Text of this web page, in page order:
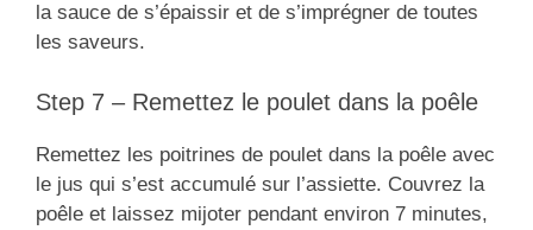
la sauce de s’épaissir et de s’imprégner de toutes
les saveurs.
Step 7 – Remettez le poulet dans la poêle
Remettez les poitrines de poulet dans la poêle avec
le jus qui s’est accumulé sur l’assiette. Couvrez la
poêle et laissez mijoter pendant environ 7 minutes,